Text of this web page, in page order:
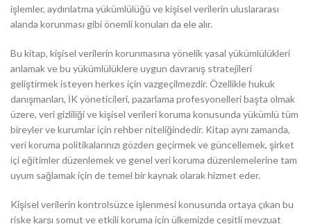
işlemler, aydınlatma yükümlülüğü ve kişisel verilerin uluslararası
alanda korunması gibi önemli konuları da ele alır.
Bu kitap, kişisel verilerin korunmasına yönelik yasal yükümlülükleri
anlamak ve bu yükümlülüklere uygun davranış stratejileri
geliştirmek isteyen herkes için vazgeçilmezdir. Özellikle hukuk
danışmanları, İK yöneticileri, pazarlama profesyonelleri başta olmak
üzere, veri gizliliği ve kişisel verileri koruma konusunda yükümlü tüm
bireyler ve kurumlar için rehber niteliğindedir. Kitap aynı zamanda,
veri koruma politikalarınızı gözden geçirmek ve güncellemek, şirket
içi eğitimler düzenlemek ve genel veri koruma düzenlemelerine tam
uyum sağlamak için de temel bir kaynak olarak hizmet eder.
Kişisel verilerin kontrolsüzce işlenmesi konusunda ortaya çıkan bu
riske karşı somut ve etkili koruma için ülkemizde çeşitli mevzuat